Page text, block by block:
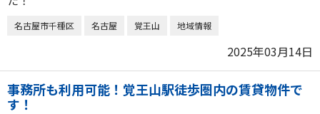
名古屋市千種区 名古屋 覚王山 地域情報
2025年03月14日
事務所も利用可能！覚王山駅徒歩圏内の賃貸物件で
す！